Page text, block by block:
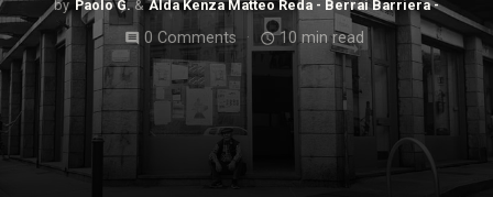
Paolo G. Alda Kenza Matteo Reda - Berrai Barriera -
comment 0 Comments access_time10 min read